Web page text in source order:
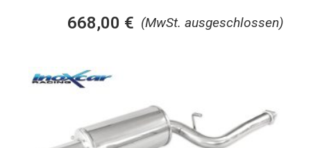
(MwSt. ausgeschlossen)
668,00 €